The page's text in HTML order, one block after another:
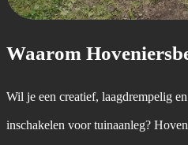
Waarom
Wil je een creatief, laagdrempelig
inschakelen voor tuinaanleg?